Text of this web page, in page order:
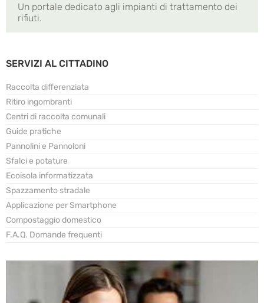
Un portale dedicato agli impianti di trattamento dei
rifiuti.
SERVIZI AL CITTADINO
Raccolta differenziata
Ritiro ingombranti
Centri di raccolta comunali
Guide pratiche
Pannolini e Pannoloni
Sfalci e potature
Ecoisola informatizzata
Spazzamento stradale
Applicazione per Smartphone
Compostaggio domestico
F.A.Q. Domande frequenti